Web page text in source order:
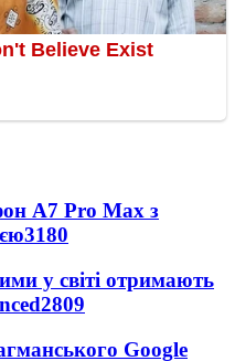
A7 Pro Max з
3180
у світі отримають
2809
Google